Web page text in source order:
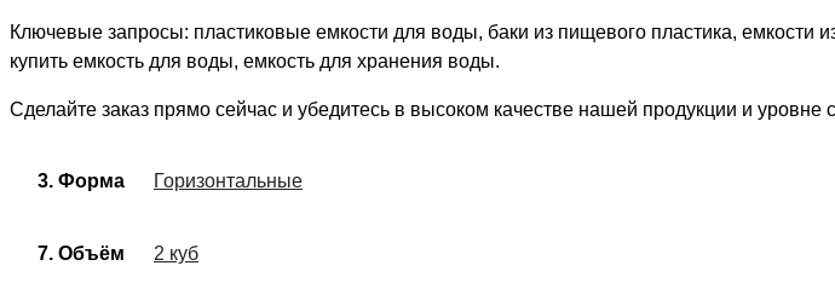
Ключевые запросы: пластиковые емкости для воды, баки из пищевого пластика, емкости
купить емкость для воды, емкость для хранения воды.
Сделайте заказ прямо сейчас и убедитесь в высоком качестве нашей продукции и уровне
3. Форма Горизонтальные
7. Объём 2 куб